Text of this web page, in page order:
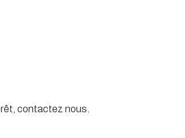
contactez nous.